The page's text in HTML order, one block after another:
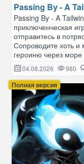
Passing By - A
Passing By - A
приключенческая
отправитесь в
Сопроводите хоть
героиню через
04.08.2026 980
Полная версия